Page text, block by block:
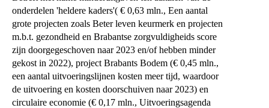
Landbouw
voedsel
Verschillenanalyse
onderdelen 'heldere kaders'( € 0,63 mln., Een aantal
grote projecten zoals Beter leven keurmerk en projecten
m.b.t. gezondheid en Brabantse zorgvuldigheids score
zijn doorgegeschoven naar 2023 en/of hebben minder
gekost in 2022), project Brabants Bodem (€ 0,45 mln.,
een aantal uitvoeringslijnen kosten meer tijd, waardoor
de uitvoering en kosten doorschuiven naar 2023) en
circulaire economie (€ 0,17 mln., Uitvoeringsagenda